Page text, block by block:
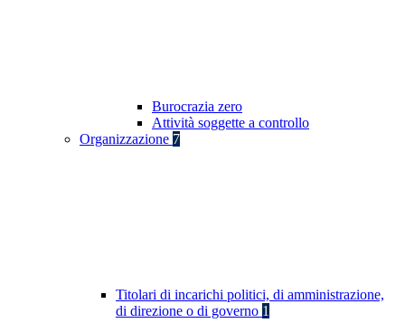
Burocrazia zero
Attività soggette a controllo
Organizzazione 7
Titolari di incarichi politici, di amministrazione,
di direzione o di governo 1